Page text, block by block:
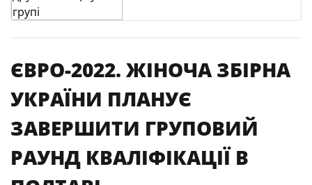
ЄВРО-2022. ЖІНОЧА ЗБІРНА
УКРАЇНИ ПЛАНУЄ
ЗАВЕРШИТИ ГРУПОВИЙ
РАУНД КВАЛІФІКАЦІЇ В